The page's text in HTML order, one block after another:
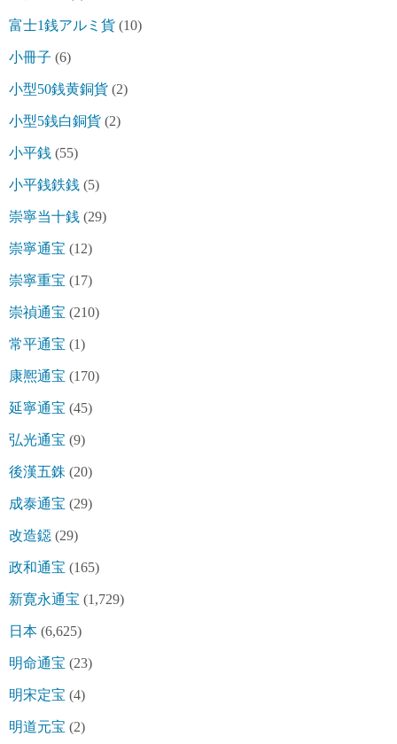
富士1銭アルミ貨 (10)
小冊子 (6)
小型50銭黄銅貨 (2)
小型5銭白銅貨 (2)
小平銭 (55)
小平銭鉄銭 (5)
崇寧当十銭 (29)
崇寧通宝 (12)
崇寧重宝 (17)
崇禎通宝 (210)
常平通宝 (1)
康熈通宝 (170)
延寧通宝 (45)
弘光通宝 (9)
後漢五銖 (20)
成泰通宝 (29)
改造鐚 (29)
政和通宝 (165)
新寛永通宝 (1,729)
日本 (6,625)
明命通宝 (23)
明宋定宝 (4)
明道元宝 (2)